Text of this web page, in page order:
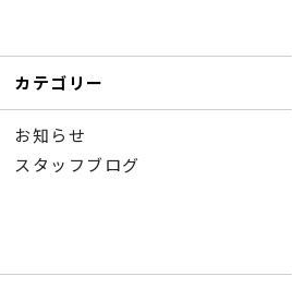
カテゴリー
お知らせ
スタッフブログ